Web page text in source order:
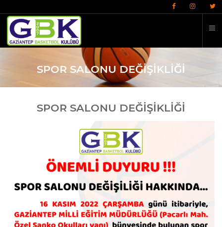
SPOR SALONU DEĞİŞİKLİĞİ
SPOR SALONU DEĞİŞİKLİĞİ